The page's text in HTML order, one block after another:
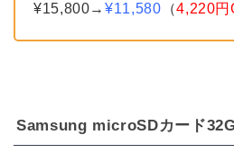
¥15,800→¥11,580 （4,220円
Samsung microSDカード